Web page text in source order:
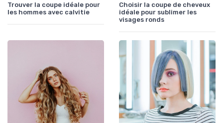
Trouver la coupe idéale pour
les hommes avec calvitie
Choisir la coupe de cheveux
idéale pour sublimer les
visages ronds